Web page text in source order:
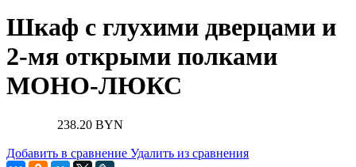
Шкаф с глухими дверцами и
2-мя открыми полками
МОНО-ЛЮКС
238.20 BYN
Добавить в сравнение Удалить из сравнения